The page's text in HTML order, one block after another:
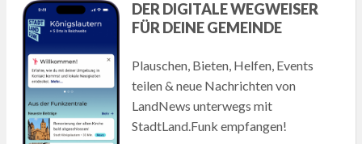
DER DIGITALE WEGWEISER
FÜR DEINE GEMEINDE
Plauschen, Bieten, Helfen, Events
teilen & neue Nachrichten von
LandNews unterwegs mit
StadtLand.Funk empfangen!